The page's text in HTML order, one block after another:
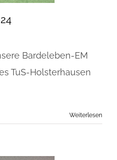
Bardeleben-EM
TuS-Holsterhausen
Weiterlesen